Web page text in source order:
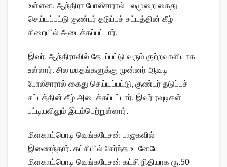
உள்ளன. ஆந்திரா போலீசாரால் பலமுறை கைது
செய்யப்பட்டு குண்டர் தடுப்புச் சட்டத்தின் கீழ்
சிறையில் அடைக்கப்பட்டார்.
இவர், ஆந்திராவில் தேடப்பட்டு வரும் குற்றவாளியாக
உள்ளார். சில மாதங்களுக்கு முன்னர் ஆவடி
போலீசாரால் கைது செய்யப்பட்டு, குண்டர் தடுப்புச்
சட்டத்தின் கீழ் அடைக்கப்பட்டார். இவர் ரவுடிகள்
பட்டியலிலும் இடம்பெற்றுள்ளார்.
மிளகாய்பொடி வெங்கடேசன் பாஜகவில்
இணைந்தார். கட்சியில் சேர்ந்த உடனேயே
மிளகாய்பொடி வெங்கடேசன் கட்சி நிதியாக ரூ.50